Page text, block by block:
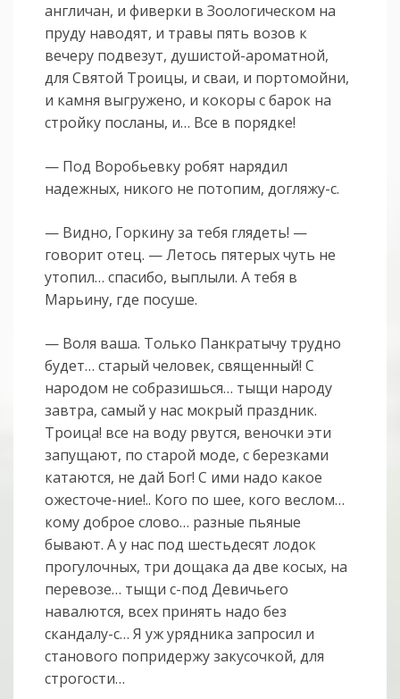
англичан, и фиверки в Зоологическом на
пруду наводят, и травы пять возов к
вечеру подвезут, душистой-ароматной,
для Святой Троицы, и сваи, и портомойни,
и камня выгружено, и кокоры с барок на
стройку посланы, и… Все в порядке!
— Под Воробьевку робят нарядил
надежных, никого не потопим, догляжу-с.
— Видно, Горкину за тебя глядеть! —
говорит отец. — Летось пятерых чуть не
утопил… спасибо, выплыли. А тебя в
Марьину, где посуше.
— Воля ваша. Только Панкратычу трудно
будет… старый человек, священный! С
народом не собразишься… тыщи народу
завтра, самый у нас мокрый праздник.
Троица! все на воду рвутся, веночки эти
запущают, по старой моде, с березками
катаются, не дай Бог! С ими надо какое
ожесточе-ние!.. Кого по шее, кого веслом…
кому доброе слово… разные пьяные
бывают. А у нас под шестьдесят лодок
прогулочных, три дощака да две косых, на
перевозе… тыщи с-под Девичьего
навалются, всех принять надо без
скандалу-с… Я уж урядника запросил и
станового попридержу закусочкой, для
строгости…